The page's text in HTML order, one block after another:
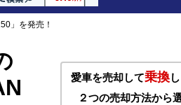
」を発売！
愛車を売却して乗換
２つの売却方法から